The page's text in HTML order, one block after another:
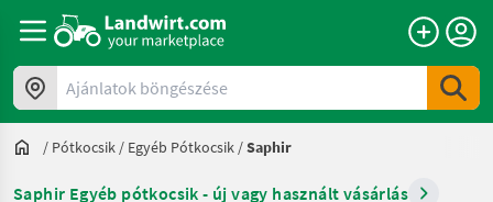
Ajánlatok böngészése
/ Pótkocsik / Egyéb Pótkocsik /Saphir
Saphir Egyéb pótkocsik - új vagy használt vásárlás